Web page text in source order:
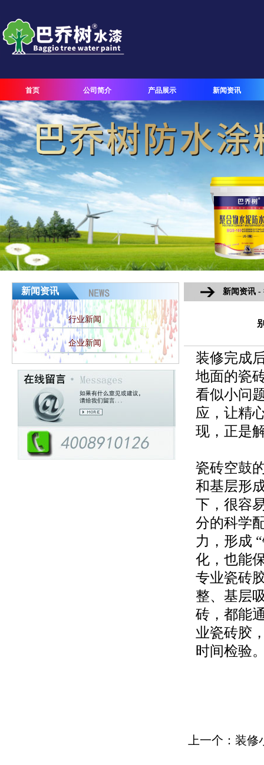
首页 公司简介 产品展示 新闻资讯
新闻资讯
行业新闻
企业新闻
新闻资讯 -
装修完成
地面的瓷
看似小问
应，让精
现，正是
瓷砖空鼓
和基层形
下，很容
分的科学
力，形成
化，也能
专业瓷砖
整、基层
砖，都能
业瓷砖胶
时间检验
上一个：装